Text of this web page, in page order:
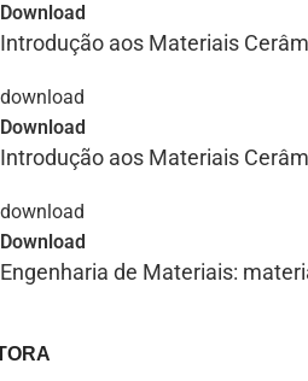
Download
Introdução aos Materiais
Download
Introdução aos Materiais
Download
Engenharia de Materiais: